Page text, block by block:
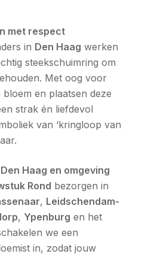
met respect
in Den Haag werken
steekschuimring om
Met oog voor
en plaatsen deze
strak én liefdevol
van ‘kringloop van
Den Haag en omgeving
Rond bezorgen in
, Leidschendam-
, Ypenburg en het
we een
in, zodat jouw